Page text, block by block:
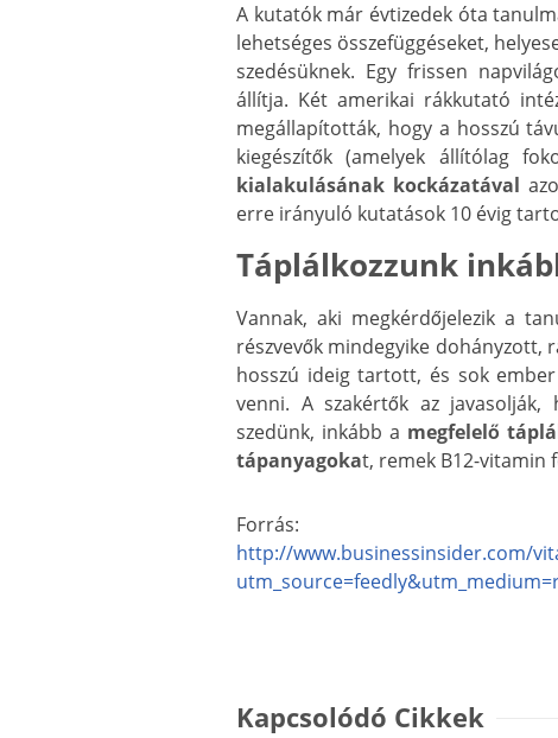
A kutatók már évtizedek óta
lehetséges összefüggéseket,
szedésüknek. Egy frissen
állítja. Két amerikai rákkutató
megállapították, hogy a hosszú
kiegészítők (amelyek állítólag
kialakulásának kockázatával
erre irányuló kutatások 10 évig
Táplálkozzunk
Vannak, aki megkérdőjelezik a
részvevők mindegyike dohányzott,
hosszú ideig tartott, és sok
venni. A szakértők az
szedünk, inkább a megfelelő
tápanyagokat, remek B12-vitamin
Forrás:
http://www.businessinsider.com/
Kapcsolódó Cikkek